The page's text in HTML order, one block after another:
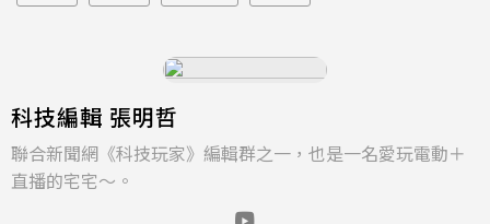
科技編輯 張明哲
聯合新聞網《科技玩家》編輯群之一，也是一名愛玩電動＋
直播的宅宅～。